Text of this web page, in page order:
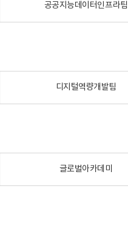
공공지능데이터인프라팀
디지털역량개발팀
글로벌아카데미